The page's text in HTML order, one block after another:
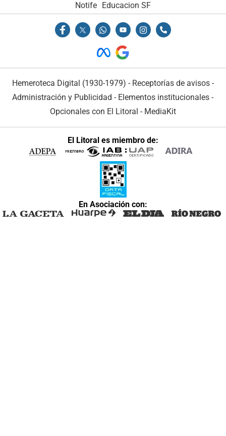
Notife Educacion SF
Hemeroteca Digital (1930-1979) - Receptorías de avisos -
Administración y Publicidad - Elementos institucionales -
Opcionales con El Litoral - MediaKit
El Litoral es miembro de:
En Asociación con: